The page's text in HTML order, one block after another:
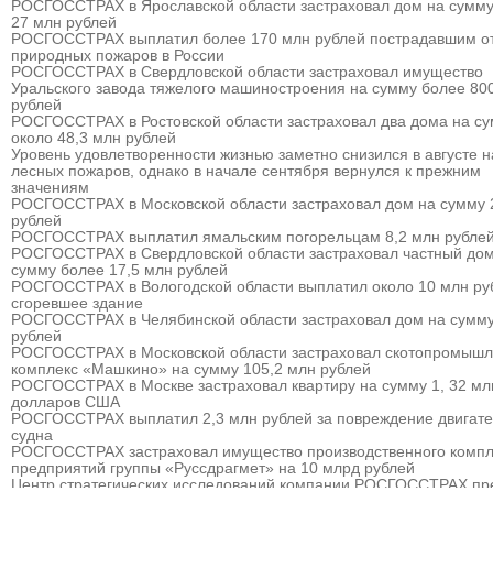
РОСГОССТРАХ в Ярославской области застраховал дом на
27 млн рублей
РОСГОССТРАХ выплатил более 170 млн рублей пострадавшим
природных пожаров в России
РОСГОССТРАХ в Свердловской области застраховал имущество
Уральского завода тяжелого машиностроения на сумму более
рублей
РОСГОССТРАХ в Ростовской области застраховал два дома на
около 48,3 млн рублей
Уровень удовлетворенности жизнью заметно снизился в августе
лесных пожаров, однако в начале сентября вернулся к прежним
значениям
РОСГОССТРАХ в Московской области застраховал дом на сумму
рублей
РОСГОССТРАХ выплатил ямальским погорельцам 8,2 млн
РОСГОССТРАХ в Свердловской области застраховал частный
сумму более 17,5 млн рублей
РОСГОССТРАХ в Вологодской области выплатил около 10 млн
сгоревшее здание
РОСГОССТРАХ в Челябинской области застраховал дом на
рублей
РОСГОССТРАХ в Московской области застраховал
комплекс «Машкино» на сумму 105,2 млн рублей
РОСГОССТРАХ в Москве застраховал квартиру на сумму 1, 32
долларов США
РОСГОССТРАХ выплатил 2,3 млн рублей за повреждение
судна
РОСГОССТРАХ застраховал имущество производственного
предприятий группы «Руссдрагмет» на 10 млрд рублей
Центр стратегических исследований компании РОСГОССТРАХ